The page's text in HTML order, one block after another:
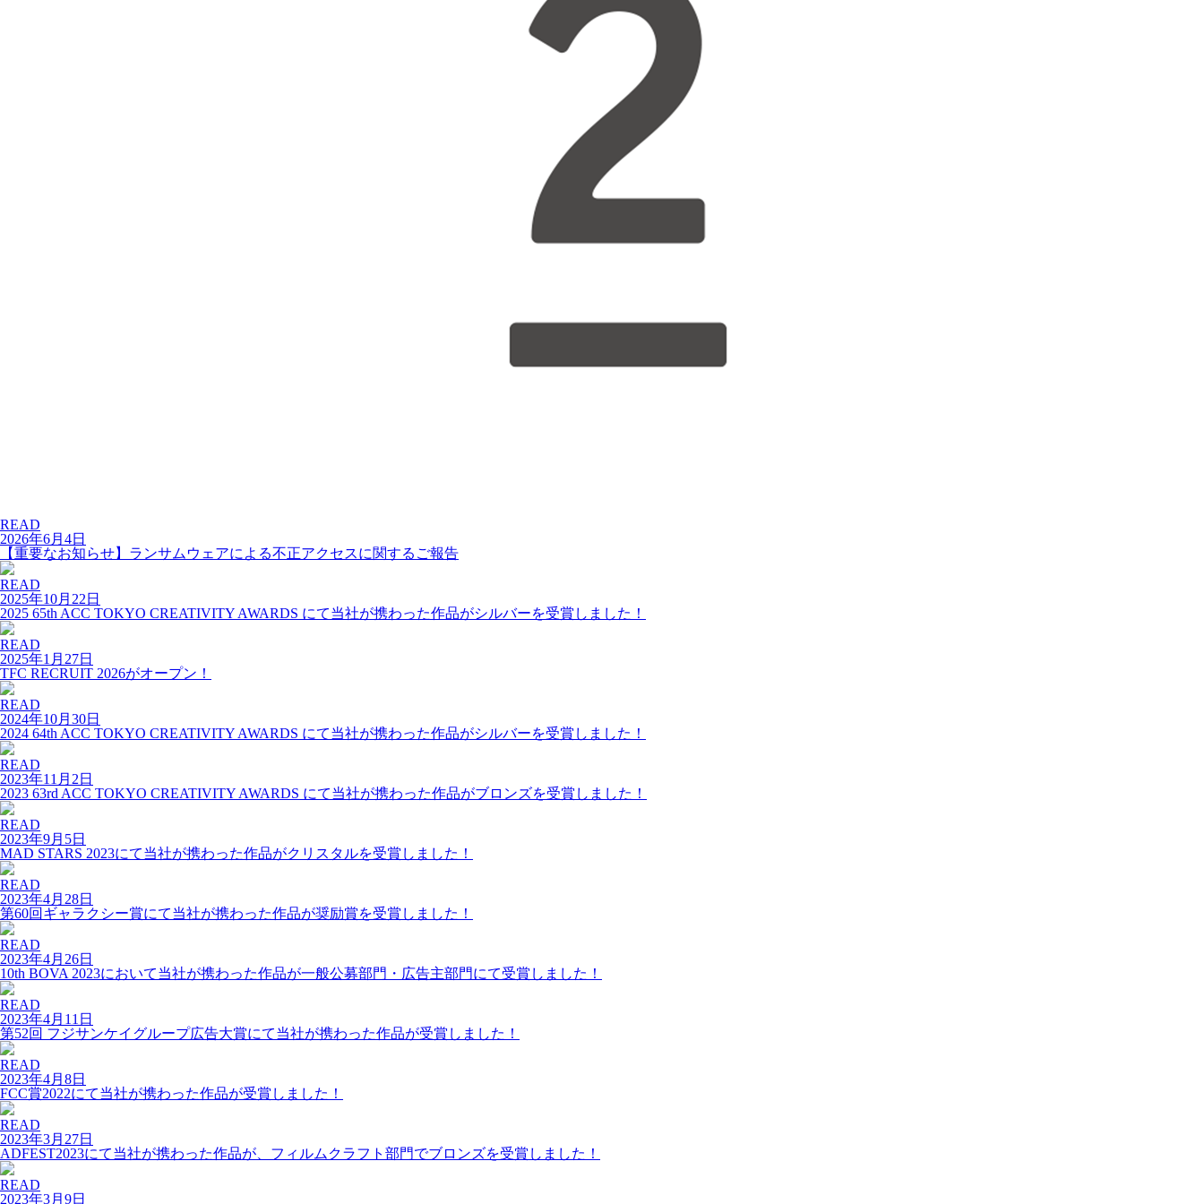
READ
2026年6月4日
【重要なお知らせ】ランサムウェアによる不正アクセスに関するご報告
READ
2025年10月22日
2025 65th ACC TOKYO CREATIVITY AWARDS にて当社が携わった作品がシルバーを受賞しました！
READ
2025年1月27日
TFC RECRUIT 2026がオープン！
READ
2024年10月30日
2024 64th ACC TOKYO CREATIVITY AWARDS にて当社が携わった作品がシルバーを受賞しました！
READ
2023年11月2日
2023 63rd ACC TOKYO CREATIVITY AWARDS にて当社が携わった作品がブロンズを受賞しました！
READ
2023年9月5日
MAD STARS 2023にて当社が携わった作品がクリスタルを受賞しました！
READ
2023年4月28日
第60回ギャラクシー賞にて当社が携わった作品が奨励賞を受賞しました！
READ
2023年4月26日
10th BOVA 2023において当社が携わった作品が一般公募部門・広告主部門にて受賞しました！
READ
2023年4月11日
第52回 フジサンケイグループ広告大賞にて当社が携わった作品が受賞しました！
READ
2023年4月8日
FCC賞2022にて当社が携わった作品が受賞しました！
READ
2023年3月27日
ADFEST2023にて当社が携わった作品が、フィルムクラフト部門でブロンズを受賞しました！
READ
2023年3月9日